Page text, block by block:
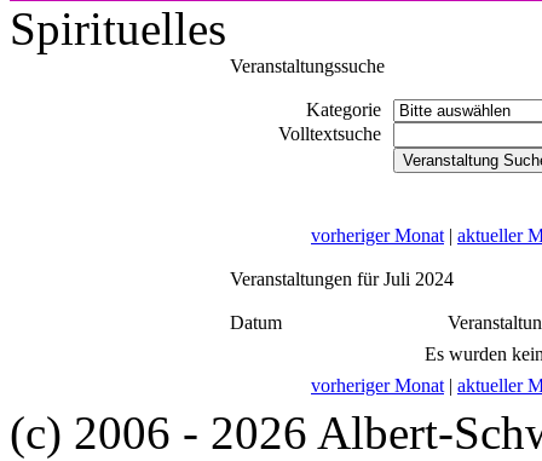
Spirituelles
Veranstaltungssuche
Kategorie
Volltextsuche
vorheriger Monat | aktueller
Veranstaltungen für Juli 2024
Datum
Es wurden
vorheriger Monat | aktueller
(c) 2006 - 2026 Albert-